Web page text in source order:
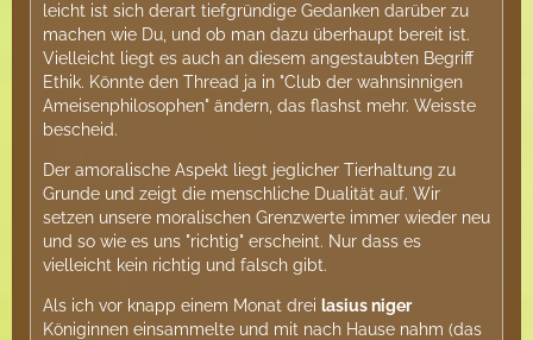
leicht ist sich derart tiefgründige Gedanken darüber zu
machen wie Du, und ob man dazu überhaupt bereit ist.
Vielleicht liegt es auch an diesem angestaubten Begriff
Ethik. Könnte den Thread ja in "Club der wahnsinnigen
Ameisenphilosophen" ändern, das flashst mehr. Weisste
bescheid.
Der amoralische Aspekt liegt jeglicher Tierhaltung zu
Grunde und zeigt die menschliche Dualität auf. Wir
setzen unsere moralischen Grenzwerte immer wieder neu
und so wie es uns "richtig" erscheint. Nur dass es
vielleicht kein richtig und falsch gibt.
Als ich vor knapp einem Monat drei lasius niger
Königinnen einsammelte und mit nach Hause nahm (das